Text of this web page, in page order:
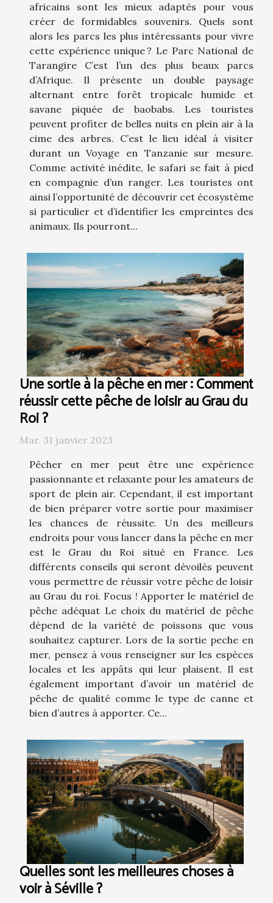
africains sont les mieux adaptés pour vous
créer de formidables souvenirs. Quels sont
alors les parcs les plus intéressants pour vivre
cette expérience unique ? Le Parc National de
Tarangire C’est l’un des plus beaux parcs
d’Afrique. Il présente un double paysage
alternant entre forêt tropicale humide et
savane piquée de baobabs. Les touristes
peuvent profiter de belles nuits en plein air à la
cime des arbres. C’est le lieu idéal à visiter
durant un Voyage en Tanzanie sur mesure.
Comme activité inédite, le safari se fait à pied
en compagnie d’un ranger. Les touristes ont
ainsi l’opportunité de découvrir cet écosystème
si particulier et d’identifier les empreintes des
animaux. Ils pourront...
Une sortie à la pêche en mer : Comment
réussir cette pêche de loisir au Grau du
Roi ?
Mar. 31 janvier 2023
Pêcher en mer peut être une expérience
passionnante et relaxante pour les amateurs de
sport de plein air. Cependant, il est important
de bien préparer votre sortie pour maximiser
les chances de réussite. Un des meilleurs
endroits pour vous lancer dans la pêche en mer
est le Grau du Roi situé en France. Les
différents conseils qui seront dévoilés peuvent
vous permettre de réussir votre pêche de loisir
au Grau du roi. Focus ! Apporter le matériel de
pêche adéquat Le choix du matériel de pêche
dépend de la variété de poissons que vous
souhaitez capturer. Lors de la sortie peche en
mer, pensez à vous renseigner sur les espèces
locales et les appâts qui leur plaisent. Il est
également important d’avoir un matériel de
pêche de qualité comme le type de canne et
bien d’autres à apporter. Ce...
Quelles sont les meilleures choses à
voir à Séville ?